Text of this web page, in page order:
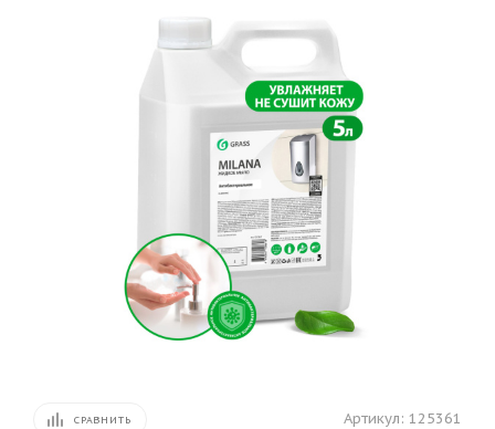
СРАВНИТЬ Артикул: 125361